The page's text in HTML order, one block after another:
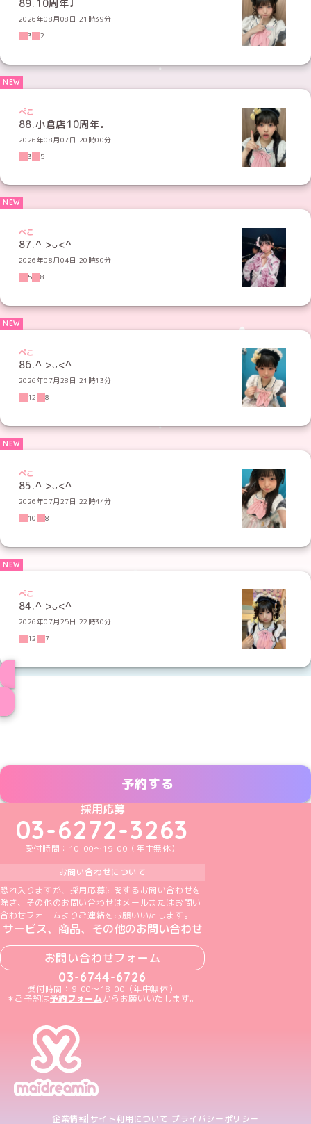
89.10周年♩
2026年08月08日 21時39分
3
2
ぺこ
88.小倉店10周年♩
2026年08月07日 20時00分
3
5
ぺこ
87.^ >ᴗ<^
2026年08月04日 20時30分
5
8
ぺこ
86.^ >ᴗ<^
2026年07月28日 21時13分
12
8
ぺこ
85.‪^ >ᴗ<^
2026年07月27日 22時44分
10
8
ぺこ
84.^ >ᴗ<^
2026年07月25日 22時30分
12
7
予約する
めいどりーみんTikTok公式アカウント
めいどりーみんX公式アカウント
めいどりーみんInstagram公式アカウント
めいどりーみんFacebook公式アカウン
めいどりーみんYouTube公式アカ
採用応募
03-6272-3263
受付時間：10:00～19:00（年中無休）
お問い合わせについて
恐れ入りますが、採用応募に関するお問い合わせを
除き、その他のお問い合わせはメールまたはお問い
合わせフォームよりご連絡をお願いいたします。
サービス、商品、その他のお問い合わせ
お問い合わせフォーム
03-6744-6726
受付時間：9:00～18:00（年中無休）
＊ご予約は予約フォームからお願いいたします。
企業情報 サイト利用について プライバシーポリシー